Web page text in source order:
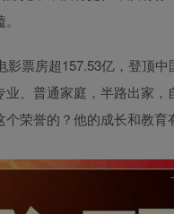
影票房超157.53亿，登顶
业、普通家庭，半路出家，
个荣誉的？他的成长和教育